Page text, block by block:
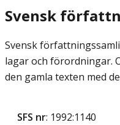
Svensk
Svensk
lagar och förordningar.
den gamla texten med
SFS nr: 1992:1140